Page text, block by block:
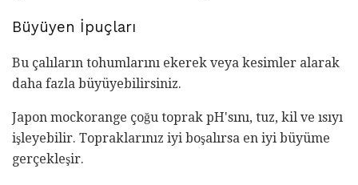
Büyüyen İpuçları
Bu çalıların tohumlarını ekerek veya kesimler alarak
daha fazla büyüyebilirsiniz.
Japon mockorange çoğu toprak pH'sını, tuz, kil ve ısıyı
işleyebilir. Topraklarınız iyi boşalırsa en iyi büyüme
gerçekleşir.